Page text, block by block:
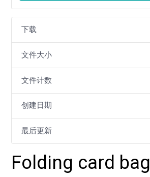
下载
文件大小
文件计数
创建日期
最后更新
Folding card bag